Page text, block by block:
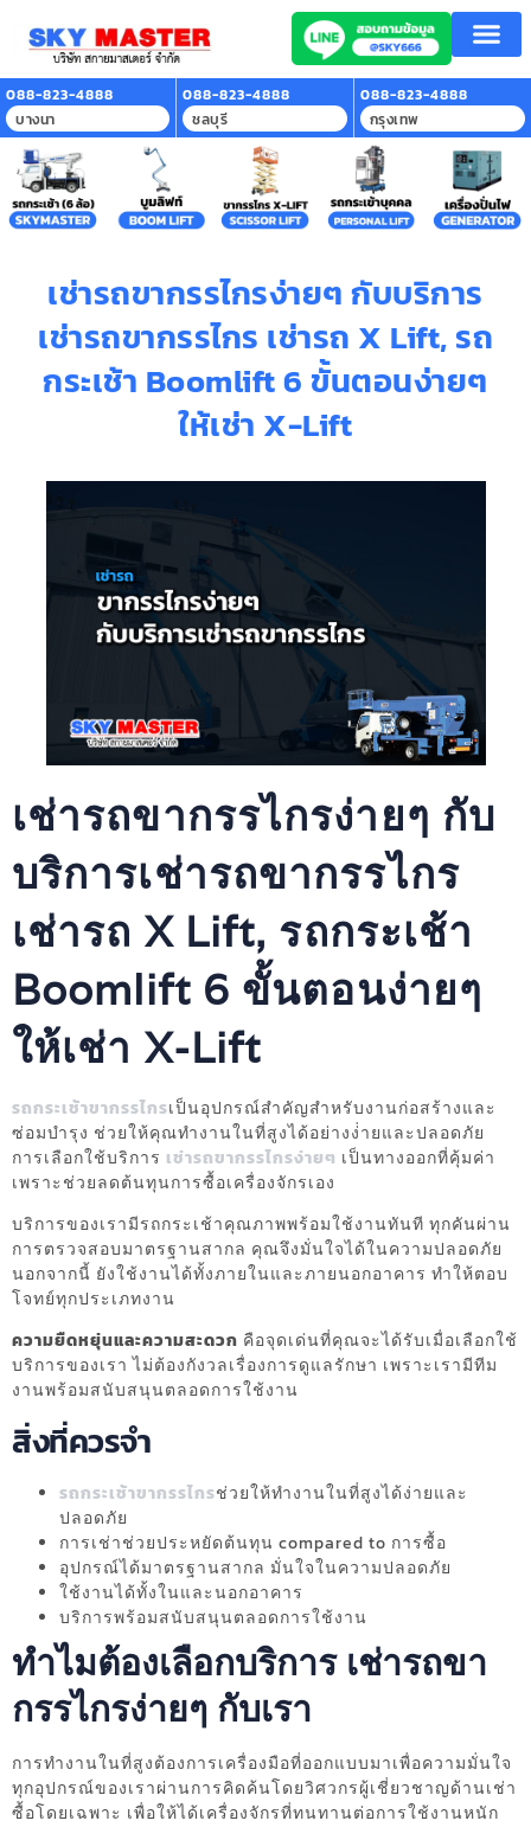
088-823-4888
บางนา
088-823-4888
ชลบุรี
088-823-4888
กรุงเทพ
เช่ารถขากรรไกรง่ายๆ กับบริการ
เช่ารถขากรรไกร เช่ารถ X Lift, รถ
กระเช้า Boomlift 6 ขั้นตอนง่ายๆ
ให้เช่า X-Lift
เช่ารถขากรรไกรง่ายๆ กับ
บริการเช่ารถขากรรไกร
เช่ารถ X Lift, รถกระเช้า
Boomlift 6 ขั้นตอนง่ายๆ
ให้เช่า X-Lift
รถกระเช้าขากรรไกรเป็นอุปกรณ์สำคัญสำหรับงานก่อสร้างและ
ซ่อมบำรุง ช่วยให้คุณทำงานในที่สูงได้อย่างง่่ายและปลอดภัย
การเลือกใช้บริการ เช่ารถขากรรไกรง่ายๆ เป็นทางออกที่คุ้มค่า
เพราะช่วยลดต้นทุนการซื้อเครื่องจักรเอง
บริการของเรามีรถกระเช้าคุณภาพพร้อมใช้งานทันที ทุกคันผ่าน
การตรวจสอบมาตรฐานสากล คุณจึงมั่นใจได้ในความปลอดภัย
นอกจากนี้ ยังใช้งานได้ทั้งภายในและภายนอกอาคาร ทำให้ตอบ
โจทย์ทุกประเภทงาน
ความยืดหยุ่นและความสะดวก คือจุดเด่นที่คุณจะได้รับเมื่อเลือกใช้
บริการของเรา ไม่ต้องกังวลเรื่องการดูแลรักษา เพราะเรามีทีม
งานพร้อมสนับสนุนตลอดการใช้งาน
สิ่งที่ควรจำ
รถกระเช้าขากรรไกรช่วยให้ทำงานในที่สูงได้ง่ายและ
ปลอดภัย
การเช่าช่วยประหยัดต้นทุน compared to การซื้อ
อุปกรณ์ได้มาตรฐานสากล มั่นใจในความปลอดภัย
ใช้งานได้ทั้งในและนอกอาคาร
บริการพร้อมสนับสนุนตลอดการใช้งาน
ทำไมต้องเลือกบริการ เช่ารถขา
กรรไกรง่ายๆ กับเรา
การทำงานในที่สูงต้องการเครื่องมือที่ออกแบบมาเพื่อความมั่นใจ
ทุกอุปกรณ์ของเราผ่านการคิดค้นโดยวิศวกรผู้เชี่ยวชาญด้านเช่า
ซื้อโดยเฉพาะ เพื่อให้ได้เครื่องจักรที่ทนทานต่อการใช้งานหนัก